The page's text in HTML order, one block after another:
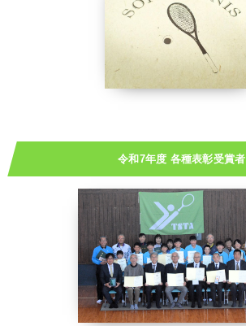
令和7年度 各種表彰受賞者